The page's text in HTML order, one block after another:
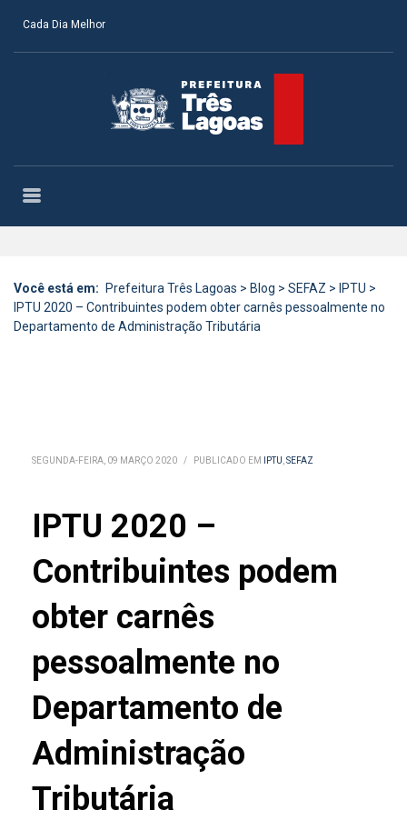
Cada Dia Melhor
Você está em: Prefeitura Três Lagoas > Blog > SEFAZ > IPTU >
IPTU 2020 – Contribuintes podem obter carnês pessoalmente no
Departamento de Administração Tributária
SEGUNDA-FEIRA, 09 MARÇO 2020 / PUBLICADO EM IPTU,SEFAZ
IPTU 2020 –
Contribuintes podem
obter carnês
pessoalmente no
Departamento de
Administração
Tributária